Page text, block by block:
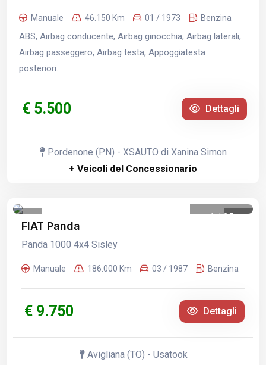
Manuale 46.150 Km 01 / 1973 Benzina
ABS, Airbag conducente, Airbag ginocchia, Airbag laterali,
Airbag passeggero, Airbag testa, Appoggiatesta
posteriori...
€ 5.500 Dettagli
Pordenone (PN) - XSAUTO di Xanina Simon
+ Veicoli del Concessionario
1 /25
FIAT Panda
Panda 1000 4x4 Sisley
Manuale 186.000 Km 03 / 1987 Benzina
€ 9.750 Dettagli
Avigliana (TO) - Usatook